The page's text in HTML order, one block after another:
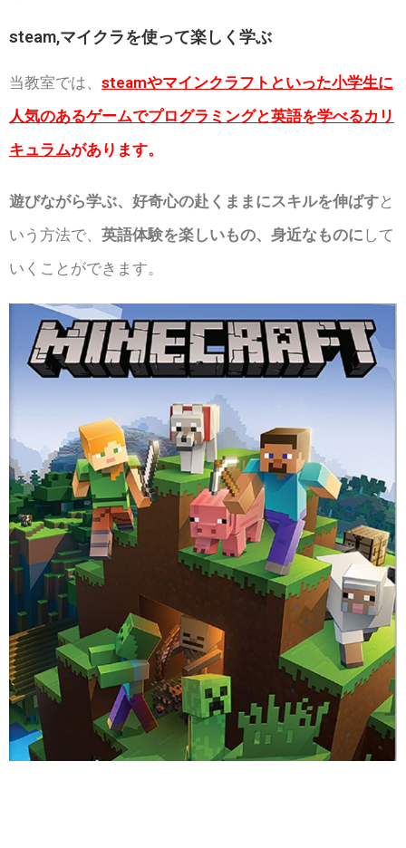
steam,マイクラを使って楽しく学ぶ
当教室では、 steamやマインクラフトといった小学生に
人気のあるゲームでプログラミングと英語を学べるカリ
キュラムがあります。
遊びながら学ぶ、好奇心の赴くままにスキルを伸ばすと
いう方法で、 英語体験を楽しいもの、身近なものに して
いくことができます。